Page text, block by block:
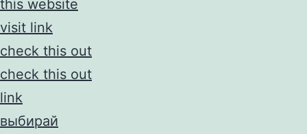
this website
visit link
check this out
check this out
link
выбирай